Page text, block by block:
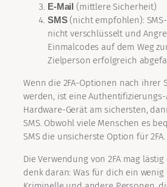
E-Mail (mittlere Sicherheit)
SMS(nicht empfohlen):
nicht verschlüsselt und
Einmalcodes auf dem Weg
Zielperson erfolgreich
Wenn die 2FA-Optionen nach ihrer
werden, ist eine
Hardware-Gerät am sichersten,
SMS. Obwohl viele Menschen es
SMS die unsicherste Option für 2FA.
Die Verwendung von 2FA mag
denk daran: Was für dich ein